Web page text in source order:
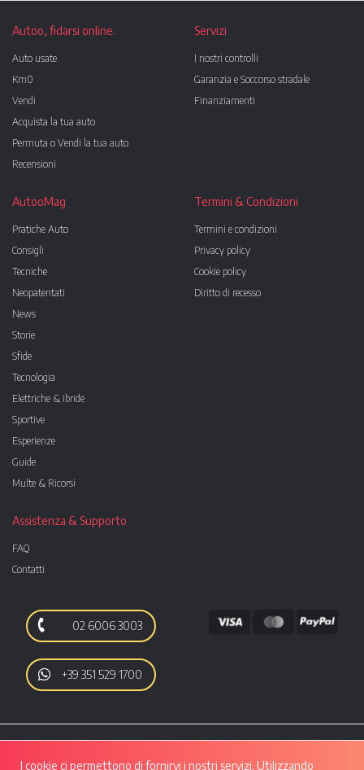
Autoo, fidarsi online.
Auto usate
Km0
Vendi
Acquista la tua auto
Permuta o Vendi la tua auto
Recensioni
Servizi
I nostri controlli
Garanzia e Soccorso stradale
Finanziamenti
AutooMag
Pratiche Auto
Consigli
Tecniche
Neopatentati
News
Storie
Sfide
Tecnologia
Elettriche & ibride
Sportive
Esperienze
Guide
Multe & Ricorsi
Termini & Condizioni
Termini e condizioni
Privacy policy
Cookie policy
Diritto di recesso
Assistenza & Supporto
FAQ
Contatti
02 6006 3003
+39 351 529 1700
I cookie ci permettono di fornirvi i nostri servizi. Utilizzando